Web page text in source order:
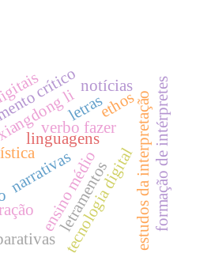
linguagens
letramentos
tecnologia digital
li estudos da interpretaçãoformação de intérpretes
narrativas
verbo fazer
ensino médio
ethos
críticonotícias
letras